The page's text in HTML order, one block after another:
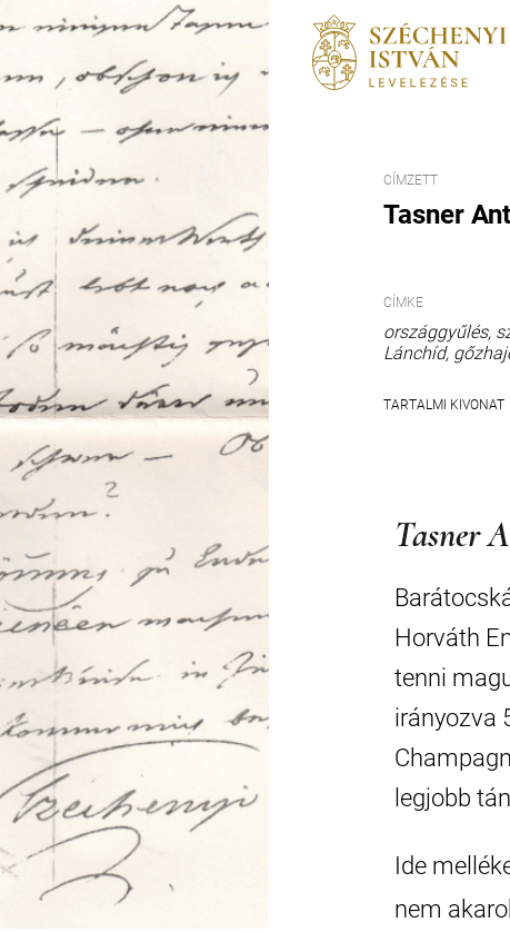
CÍMZETT
Tasner
CÍMKE
országgyűlés
Lánchíd
TARTALMI KIVONAT
Tasner
Horváth
tenni
irányozva
legjobb
Ide
nem